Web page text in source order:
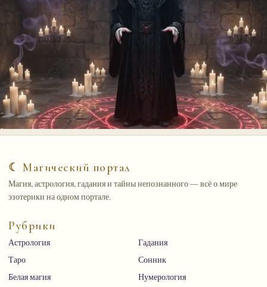
☾ Магический портал
Магия, астрология, гадания и тайны непознанного — всё о мире
эзотерики на одном портале.
Рубрики
Астрология
Гадания
Таро
Сонник
Белая магия
Нумерология